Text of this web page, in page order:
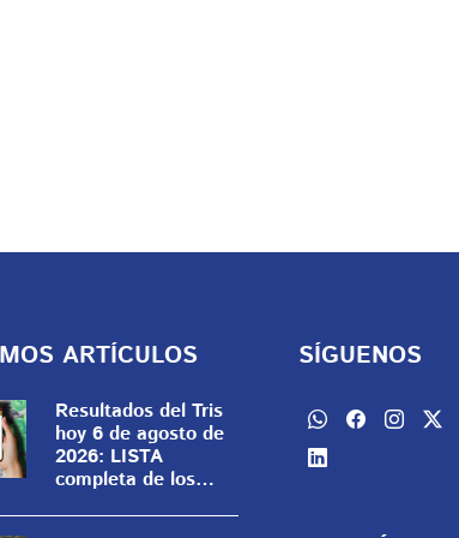
ARTÍCULOS
Resultados del Tris
hoy 6 de agosto de
2026: LISTA
completa de los
SÍGUENOS